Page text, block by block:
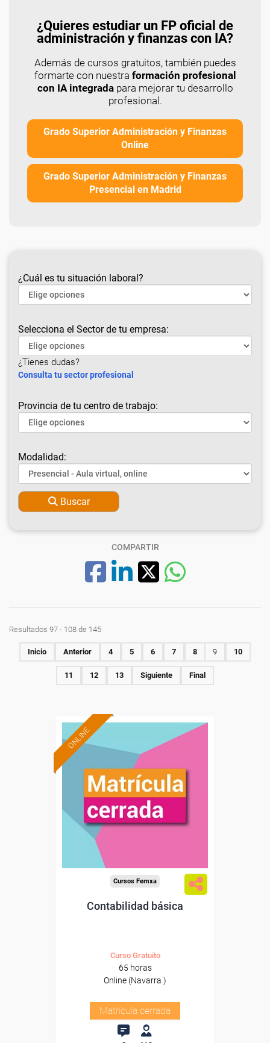
¿Quieres estudiar un FP oficial de
administración y finanzas con IA?
Además de cursos gratuitos, también puedes
formarte con nuestra formación profesional
con IA integradapara mejorar tu desarrollo
profesional.
Grado Superior Administración y Finanzas
Online
Grado Superior Administración y Finanzas
Presencial en Madrid
¿Cuál es tu situación laboral?
Selecciona el Sector de tu empresa:
¿Tienes dudas?
Consulta tu sector profesional
Provincia de tu centro de trabajo:
Modalidad:
Buscar
COMPARTIR
Resultados 97 - 108 de 145
Inicio Anterior 4 5 6 7 8 9 10
11 12 13 Siguiente Final
ONLINE
Cursos Femxa
Contabilidad básica
Curso Gratuito
65 horas
Online (Navarra )
Matrícula cerrada